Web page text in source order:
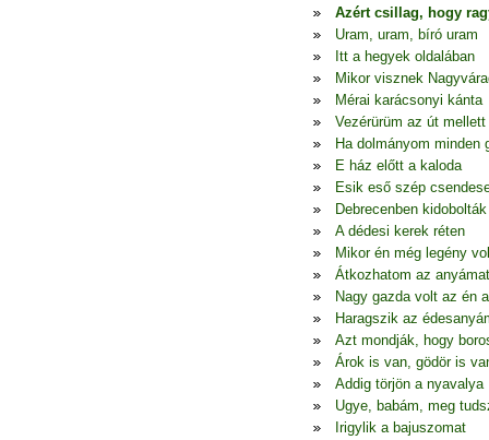
Azért csillag, hogy
Uram, uram, bíró uram
Itt a hegyek oldalában
Mikor visznek
Mérai karácsonyi kánta
Vezérürüm az út mellett
Ha dolmányom minden
E ház előtt a kaloda
Esik eső szép
Debrecenben kidobolták
A dédesi kerek réten
Mikor én még legény
Átkozhatom az anyámat
Nagy gazda volt az én
Haragszik az
Azt mondják, hogy
Árok is van, gödör is
Addig törjön a nyavalya
Ugye, babám, meg
Irigylik a bajuszomat